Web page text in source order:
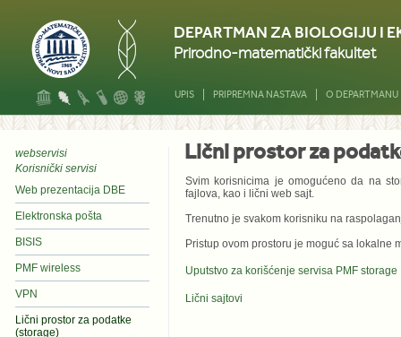
DEPARTMAN ZA BIOLOGIJU I
Prirodno-matematički fakultet
UPIS PRIPREMNA NASTAVA O DEPARTMANU
webservisi
Korisnički servisi
Web prezentacija DBE
Elektronska pošta
BISIS
PMF wireless
VPN
Lični prostor za podatke
(storage)
Lični prostor za
Svim korisnicima je omogućeno da na
fajlova, kao i lični web sajt.
Trenutno je svakom korisniku na
Pristup ovom prostoru je moguć sa lokalne
Uputstvo za korišćenje servisa PMF storage
Lični sajtovi